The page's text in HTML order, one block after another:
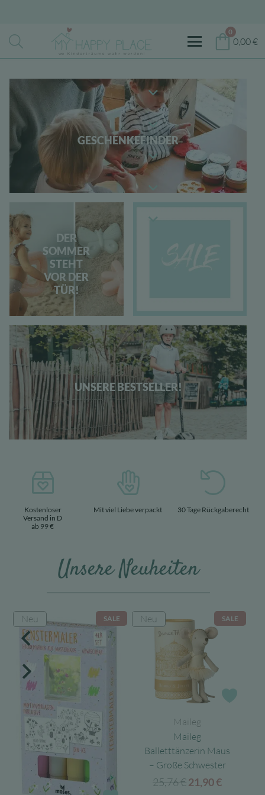
0
0,00€
GESCHENKEFINDER
DER
SOMMER
STEHT
VOR DER
TÜR!
UNSERE BESTSELLER!
Kostenloser
Versand in D
ab 99 €
Mit viel Liebe verpackt 30 Tage Rückgaberecht
Unsere Neuheiten
Zur Wunschliste
SALE
Neu SALE
Neu
Maileg
Maileg
Balletttänzerin Maus
– Große Schwester
25,76€Ursprünglicher
21,90€